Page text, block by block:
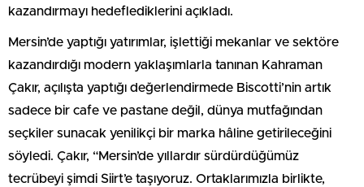
kazandırmayı hedeflediklerini açıkladı.
Mersin’de yaptığı yatırımlar, işlettiği mekanlar ve sektöre
kazandırdığı modern yaklaşımlarla tanınan Kahraman
Çakır, açılışta yaptığı değerlendirmede Biscotti’nin artık
sadece bir cafe ve pastane değil, dünya mutfağından
seçkiler sunacak yenilikçi bir marka hâline getirileceğini
söyledi. Çakır, “Mersin’de yıllardır sürdürdüğümüz
tecrübeyi şimdi Siirt’e taşıyoruz. Ortaklarımızla birlikte,